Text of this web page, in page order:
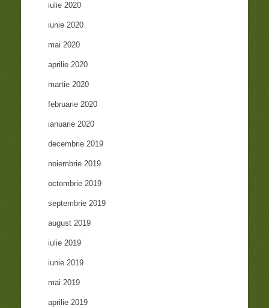
iulie 2020
iunie 2020
mai 2020
aprilie 2020
martie 2020
februarie 2020
ianuarie 2020
decembrie 2019
noiembrie 2019
octombrie 2019
septembrie 2019
august 2019
iulie 2019
iunie 2019
mai 2019
aprilie 2019